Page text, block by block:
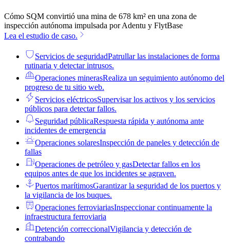
Cómo SQM convirtió una mina de 678 km² en una zona de
inspección autónoma impulsada por Adentu y FlytBase
Lea el estudio de caso.
Servicios de seguridadPatrullar las instalaciones de forma
rutinaria y detectar intrusos.
Operaciones minerasRealiza un seguimiento autónomo del
progreso de tu sitio web.
Servicios eléctricosSupervisar los activos y los servicios
públicos para detectar fallos.
Seguridad públicaRespuesta rápida y autónoma ante
incidentes de emergencia
Operaciones solaresInspección de paneles y detección de
fallas
Operaciones de petróleo y gasDetectar fallos en los
equipos antes de que los incidentes se agraven.
Puertos marítimosGarantizar la seguridad de los puertos y
la vigilancia de los buques.
Operaciones ferroviariasInspeccionar continuamente la
infraestructura ferroviaria
Detención correccionalVigilancia y detección de
contrabando